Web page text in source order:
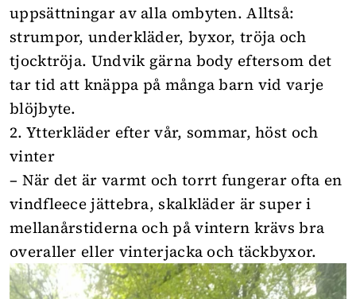
uppsättningar av alla ombyten. Alltså:
strumpor, underkläder, byxor, tröja och
tjocktröja. Undvik gärna body eftersom det
tar tid att knäppa på många barn vid varje
blöjbyte.
2. Ytterkläder efter vår, sommar, höst och
vinter
– När det är varmt och torrt fungerar ofta en
vindfleece jättebra, skalkläder är super i
mellanårstiderna och på vintern krävs bra
overaller eller vinterjacka och täckbyxor.